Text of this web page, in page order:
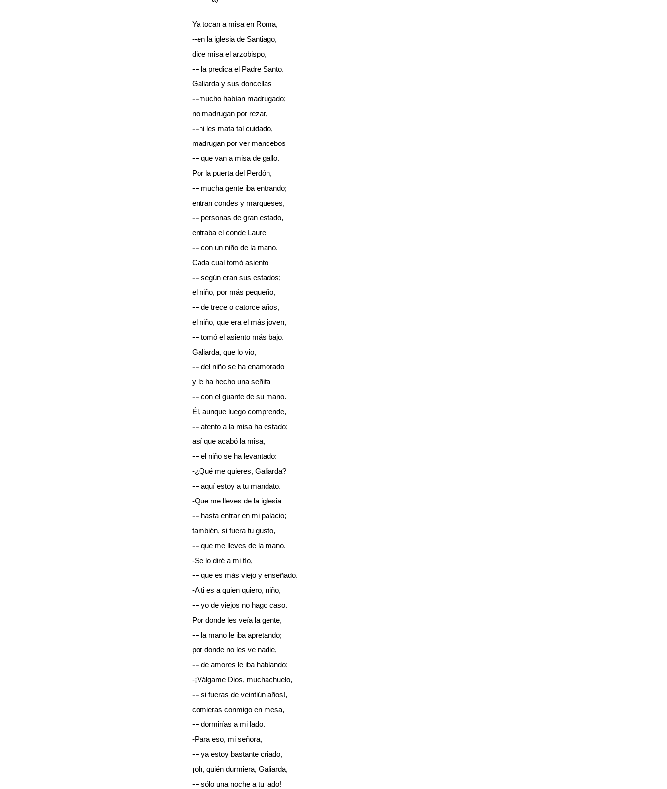
Ya tocan a misa en Roma,
--en la iglesia de Santiago,
dice misa el arzobispo,
-- la predica el Padre Santo.
Galiarda y sus doncellas
--mucho habían madrugado;
no madrugan por rezar,
--ni les mata tal cuidado,
madrugan por ver mancebos
-- que van a misa de gallo.
Por la puerta del Perdón,
-- mucha gente iba entrando;
entran condes y marqueses,
-- personas de gran estado,
entraba el conde Laurel
-- con un niño de la mano.
Cada cual tomó asiento
-- según eran sus estados;
el niño, por más pequeño,
-- de trece o catorce años,
el niño, que era el más joven,
-- tomó el asiento más bajo.
Galiarda, que lo vio,
-- del niño se ha enamorado
y le ha hecho una señita
-- con el guante de su mano.
Él, aunque luego comprende,
-- atento a la misa ha estado;
así que acabó la misa,
-- el niño se ha levantado:
-¿Qué me quieres, Galiarda?
-- aquí estoy a tu mandato.
-Que me lleves de la iglesia
-- hasta entrar en mi palacio;
también, si fuera tu gusto,
-- que me lleves de la mano.
-Se lo diré a mi tío,
-- que es más viejo y enseñado.
-A ti es a quien quiero, niño,
-- yo de viejos no hago caso.
Por donde les veía la gente,
-- la mano le iba apretando;
por donde no les ve nadie,
-- de amores le iba hablando:
-¡Válgame Dios, muchachuelo,
-- si fueras de veintiún años!,
comieras conmigo en mesa,
-- dormirías a mi lado.
-Para eso, mi señora,
-- ya estoy bastante criado,
¡oh, quién durmiera, Galiarda,
-- sólo una noche a tu lado!